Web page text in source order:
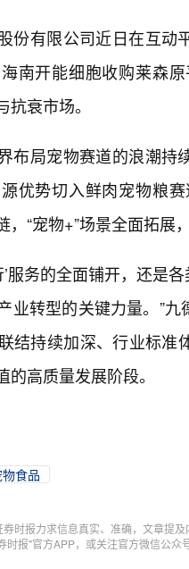
份有限公司近日在互
南开能细胞收购莱森
衰市场。
布局宠物赛道的浪潮
优势切入鲜肉宠物粮
，“宠物+”场景全面拓展
’服务的全面铺开，还是
业转型的关键力量。”
结持续加深、行业标
高质量发展阶段。
物食品
券时报力求信息真实、准确，文章提
时报"官方APP，或关注官方微信公